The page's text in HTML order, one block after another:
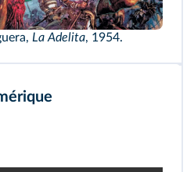
La Adelita, 1954.